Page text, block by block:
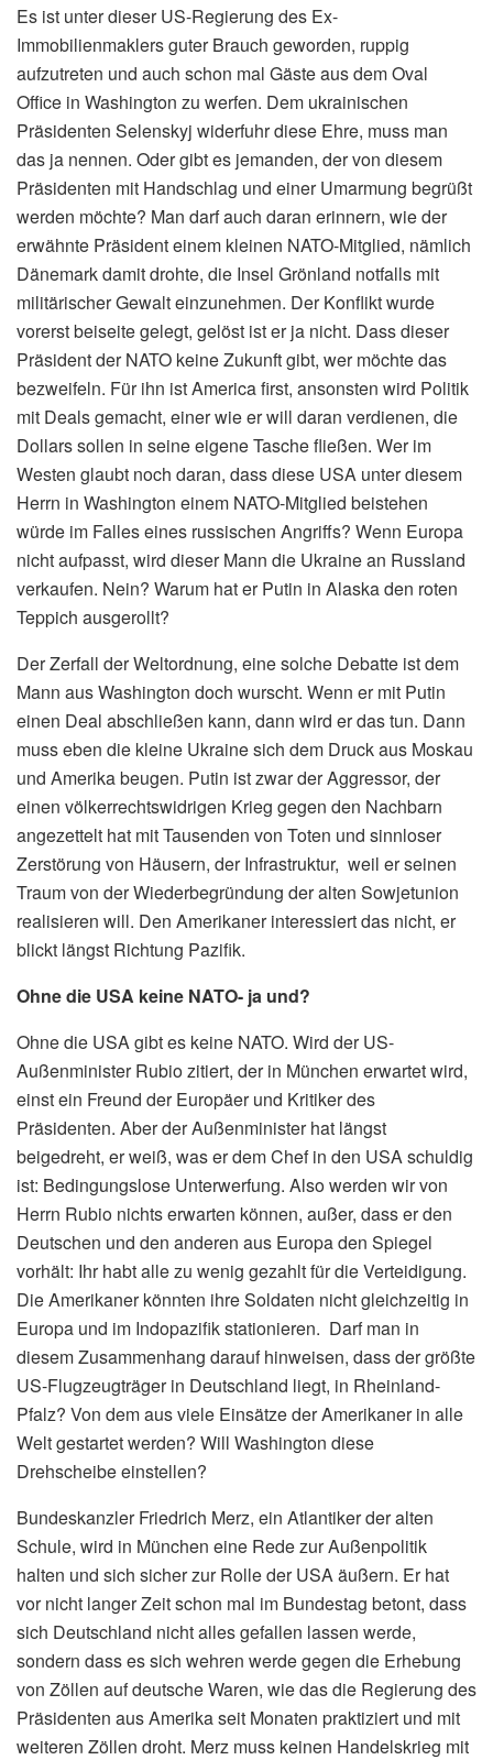
Es ist unter dieser US-Regierung des Ex-
Immobilienmaklers guter Brauch geworden, ruppig
aufzutreten und auch schon mal Gäste aus dem Oval
Office in Washington zu werfen. Dem ukrainischen
Präsidenten Selenskyj widerfuhr diese Ehre, muss man
das ja nennen. Oder gibt es jemanden, der von diesem
Präsidenten mit Handschlag und einer Umarmung begrüßt
werden möchte? Man darf auch daran erinnern, wie der
erwähnte Präsident einem kleinen NATO-Mitglied, nämlich
Dänemark damit drohte, die Insel Grönland notfalls mit
militärischer Gewalt einzunehmen. Der Konflikt wurde
vorerst beiseite gelegt, gelöst ist er ja nicht. Dass dieser
Präsident der NATO keine Zukunft gibt, wer möchte das
bezweifeln. Für ihn ist America first, ansonsten wird Politik
mit Deals gemacht, einer wie er will daran verdienen, die
Dollars sollen in seine eigene Tasche fließen. Wer im
Westen glaubt noch daran, dass diese USA unter diesem
Herrn in Washington einem NATO-Mitglied beistehen
würde im Falles eines russischen Angriffs? Wenn Europa
nicht aufpasst, wird dieser Mann die Ukraine an Russland
verkaufen. Nein? Warum hat er Putin in Alaska den roten
Teppich ausgerollt?
Der Zerfall der Weltordnung, eine solche Debatte ist dem
Mann aus Washington doch wurscht. Wenn er mit Putin
einen Deal abschließen kann, dann wird er das tun. Dann
muss eben die kleine Ukraine sich dem Druck aus Moskau
und Amerika beugen. Putin ist zwar der Aggressor, der
einen völkerrechtswidrigen Krieg gegen den Nachbarn
angezettelt hat mit Tausenden von Toten und sinnloser
Zerstörung von Häusern, der Infrastruktur, weil er seinen
Traum von der Wiederbegründung der alten Sowjetunion
realisieren will. Den Amerikaner interessiert das nicht, er
blickt längst Richtung Pazifik.
Ohne die USA keine NATO- ja und?
Ohne die USA gibt es keine NATO. Wird der US-
Außenminister Rubio zitiert, der in München erwartet wird,
einst ein Freund der Europäer und Kritiker des
Präsidenten. Aber der Außenminister hat längst
beigedreht, er weiß, was er dem Chef in den USA schuldig
ist: Bedingungslose Unterwerfung. Also werden wir von
Herrn Rubio nichts erwarten können, außer, dass er den
Deutschen und den anderen aus Europa den Spiegel
vorhält: Ihr habt alle zu wenig gezahlt für die Verteidigung.
Die Amerikaner könnten ihre Soldaten nicht gleichzeitig in
Europa und im Indopazifik stationieren. Darf man in
diesem Zusammenhang darauf hinweisen, dass der größte
US-Flugzeugträger in Deutschland liegt, in Rheinland-
Pfalz? Von dem aus viele Einsätze der Amerikaner in alle
Welt gestartet werden? Will Washington diese
Drehscheibe einstellen?
Bundeskanzler Friedrich Merz, ein Atlantiker der alten
Schule, wird in München eine Rede zur Außenpolitik
halten und sich sicher zur Rolle der USA äußern. Er hat
vor nicht langer Zeit schon mal im Bundestag betont, dass
sich Deutschland nicht alles gefallen lassen werde,
sondern dass es sich wehren werde gegen die Erhebung
von Zöllen auf deutsche Waren, wie das die Regierung des
Präsidenten aus Amerika seit Monaten praktiziert und mit
weiteren Zöllen droht. Merz muss keinen Handelskrieg mit